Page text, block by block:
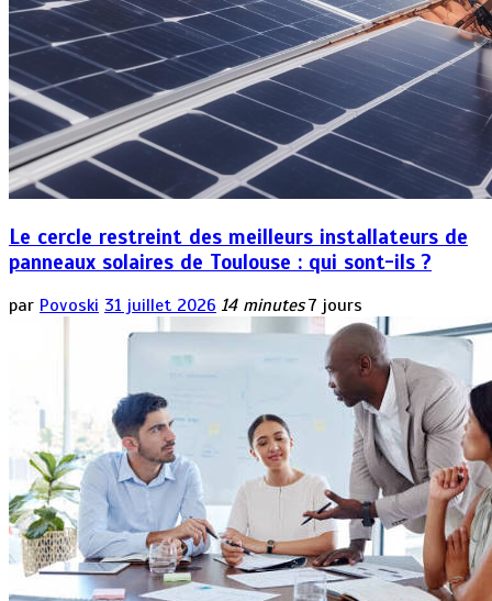
Le cercle restreint des meilleurs installateurs de
panneaux solaires de Toulouse : qui sont-ils ?
par Povoski 31 juillet 2026 14 minutes 7 jours